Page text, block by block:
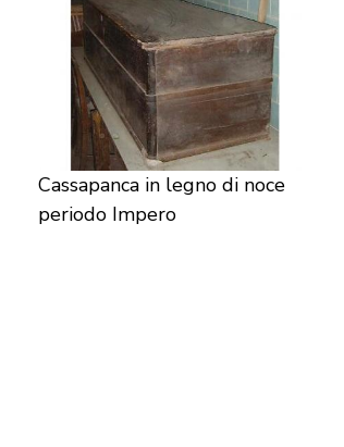
Cassapanca in legno di noce
periodo Impero